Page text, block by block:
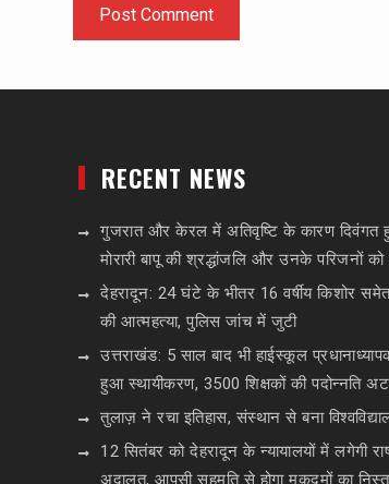
RECENT NEWS
गुजरात और केरल में अतिवृष्टि के कारण दिवंगत
मोरारी बापू की श्रद्धांजलि और उनके परिजनों को
देहरादून: 24 घंटे के भीतर 16 वर्षीय किशोर
की आत्महत्या, पुलिस जांच में जुटी
उत्तराखंड: 5 साल बाद भी हाईस्कूल
हुआ स्थायीकरण, 3500 शिक्षकों की पदोन्नति
तुलाज़ ने रचा इतिहास, संस्थान से बना
12 सितंबर को देहरादून के न्यायालयों में लगेगी
अदालत, आपसी सहमति से होगा मुकदमों का